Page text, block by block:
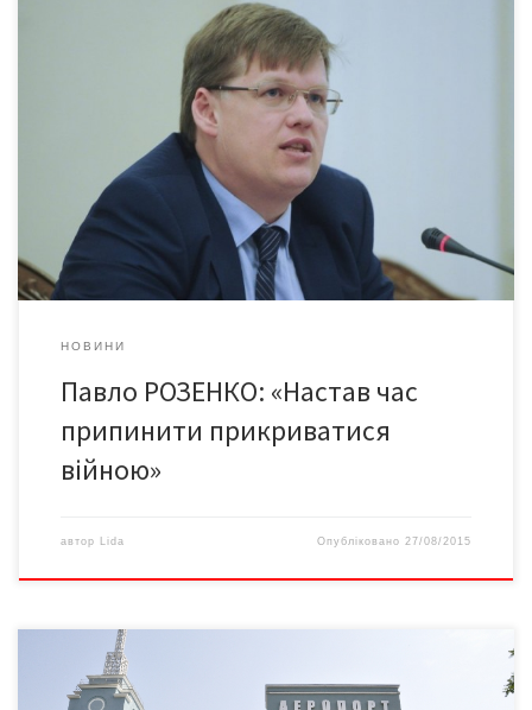
Борги із зарплат в Україні сягнули 2 млрд. грн. Найбільше
зросла ця заборгованість 2014-го, наразі ситуація трохи
стабілізується – розповів міністр соцполітики Павло Розенко в
інтерв’ю «FaceNews». За його словами, прийшов час , коли
економіка України буде виходити з кризи, тож роботодавці
повинні подумати про права своїх робітників і повертати […]
НОВИНИ
Павло РОЗЕНКО: «Настав час
припинити прикриватися
війною»
автор Lida Опубліковано27/08/2015
Директором комунального підприємства «Міжнародний